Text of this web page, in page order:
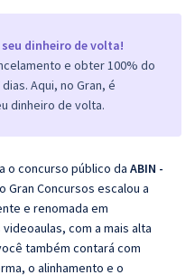
dinheiro de volta!
e obter 100% do
Aqui, no Gran, é
dinheiro de volta.
o concurso público da ABIN -
Gran Concursos escalou a
e renomada em
com a mais alta
também contará com
o alinhamento e o